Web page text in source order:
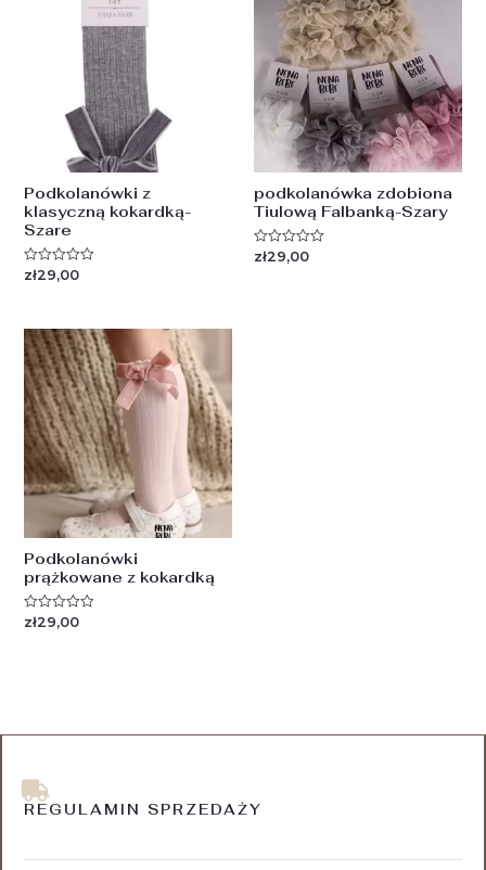
Podkolanówki z
klasyczną kokardką-
Szare
Oceniono
zł29,00
podkolanówka zdobiona
Tiulową Falbanką-Szary
Oceniono
zł29,00
Podkolanówki
prążkowane z kokardką
Oceniono
zł29,00
REGULAMIN SPRZEDAŻY